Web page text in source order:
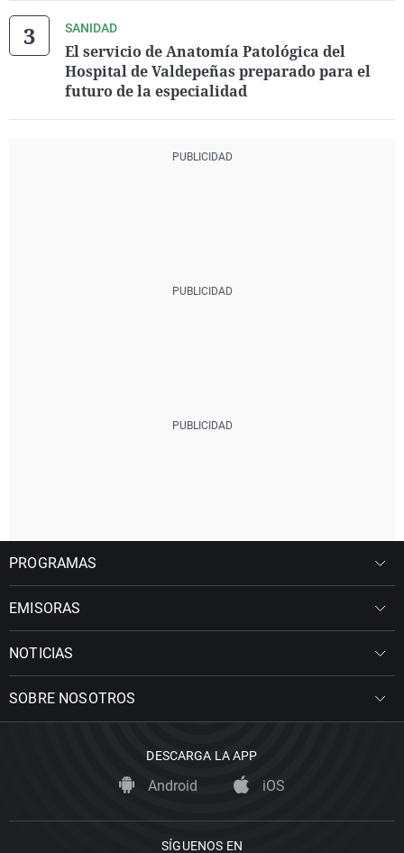
SANIDAD
El servicio de Anatomía Patológica del
Hospital de Valdepeñas preparado para el
futuro de la especialidad
PROGRAMAS
EMISORAS
NOTICIAS
SOBRE NOSOTROS
DESCARGA LA APP
Android iOS
SÍGUENOS EN